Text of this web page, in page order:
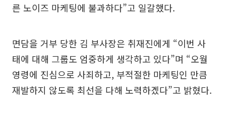
른 노이즈 마케팅에 불과하다”고 일갈했다.
면담을 거부 당한 김 부사장은 취재진에게 “이번 사
태에 대해 그룹도 엄중하게 생각하고 있다”며 “오월
영령에 진심으로 사죄하고, 부적절한 마케팅인 만큼
재발하지 않도록 최선을 다해 노력하겠다”고 밝혔다.